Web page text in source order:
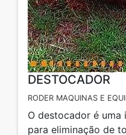
DESTOCADOR
RODER MAQUINAS E
O destocador é
para eliminação de